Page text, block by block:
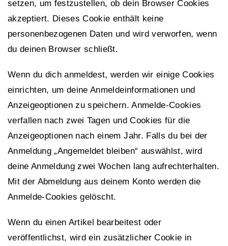
setzen, um festzustellen, ob dein Browser Cookies
akzeptiert. Dieses Cookie enthält keine
personenbezogenen Daten und wird verworfen, wenn
du deinen Browser schließt.
Wenn du dich anmeldest, werden wir einige Cookies
einrichten, um deine Anmeldeinformationen und
Anzeigeoptionen zu speichern. Anmelde-Cookies
verfallen nach zwei Tagen und Cookies für die
Anzeigeoptionen nach einem Jahr. Falls du bei der
Anmeldung „Angemeldet bleiben“ auswählst, wird
deine Anmeldung zwei Wochen lang aufrechterhalten.
Mit der Abmeldung aus deinem Konto werden die
Anmelde-Cookies gelöscht.
Wenn du einen Artikel bearbeitest oder
veröffentlichst, wird ein zusätzlicher Cookie in